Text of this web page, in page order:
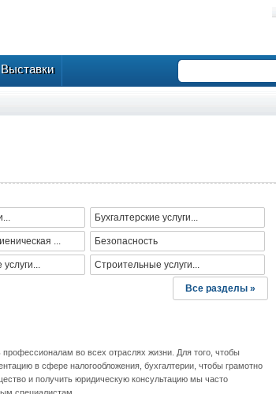
Выставки
Бухгалтерские услуги...
... Безопасность
Строительные услуги...
Все разделы »
во всех отраслях жизни. Для того, чтобы
в сфере налогообложения, бухгалтерии, чтобы грамотно
и получить юридическую консультацию мы часто